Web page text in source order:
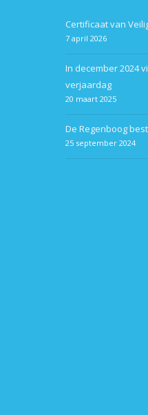
Certificaat van
7 april 2026
In december 2024
verjaardag
20 maart 2025
De Regenboog
25 september 2024